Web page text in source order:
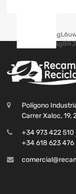
Polígono
Carrer Xaloc, 19,
+34 973 422 510
+34 618 623 476